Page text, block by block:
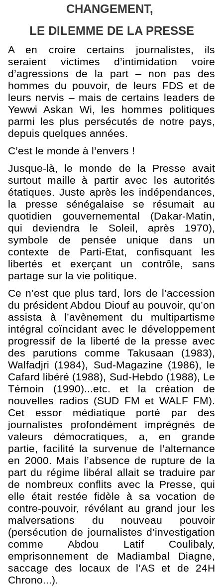
CHANGEMENT,
LE DILEMME DE LA PRESSE
A en croire certains journalistes, ils
seraient victimes d’intimidation voire
d’agressions de la part – non pas des
hommes du pouvoir, de leurs FDS et de
leurs nervis – mais de certains leaders de
Yewwi Askan Wi, les hommes politiques
parmi les plus persécutés de notre pays,
depuis quelques années.
C’est le monde à l’envers !
Jusque-là, le monde de la Presse avait
surtout maille à partir avec les autorités
étatiques. Juste après les indépendances,
la presse sénégalaise se résumait au
quotidien gouvernemental (Dakar-Matin,
qui deviendra le Soleil, après 1970),
symbole de pensée unique dans un
contexte de Parti-Etat, confisquant les
libertés et exerçant un contrôle, sans
partage sur la vie politique.
Ce n’est que plus tard, lors de l’accession
du président Abdou Diouf au pouvoir, qu’on
assista à l’avènement du multipartisme
intégral coïncidant avec le développement
progressif de la liberté de la presse avec
des parutions comme Takusaan (1983),
Walfadjri (1984), Sud-Magazine (1986), le
Cafard libéré (1988), Sud-Hebdo (1988), Le
Témoin (1990)...etc. et la création de
nouvelles radios (SUD FM et WALF FM).
Cet essor médiatique porté par des
journalistes profondément imprégnés de
valeurs démocratiques, a, en grande
partie, facilité la survenue de l’alternance
en 2000. Mais l’absence de rupture de la
part du régime libéral allait se traduire par
de nombreux conflits avec la Presse, qui
elle était restée fidèle à sa vocation de
contre-pouvoir, révélant au grand jour les
malversations du nouveau pouvoir
(persécution de journalistes d’investigation
comme Abdou Latif Coulibaly,
emprisonnement de Madiambal Diagne,
saccage des locaux de l’AS et de 24H
Chrono...).